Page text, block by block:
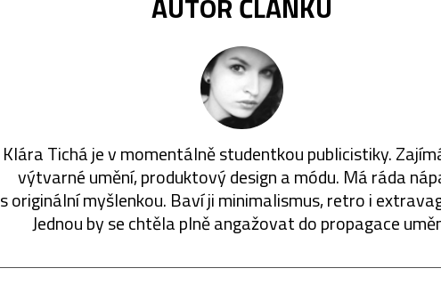
Klára Tichá je v momentálně studentkou publicistiky.
výtvarné umění, produktový design a módu. Má ráda
s originální myšlenkou. Baví ji minimalismus, retro i
Jednou by se chtěla plně angažovat do propagace